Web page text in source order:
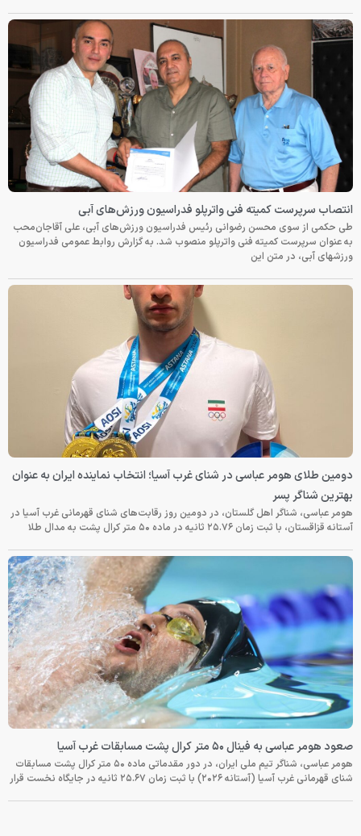
انتصاب سرپرست کمیته فنی واترپلو فدراسیون ورزش‌های آبی
طی حکمی از سوی محسن رضوانی رئیس فدراسیون ورزش‌های آبی، علی آقاجان‌محب
به عنوان سرپرست کمیته فنی واترپلو منصوب شد. به گزارش روابط عمومی فدراسیون
ورزشهای آبی، در متن این
دومین طلای هومر عباسی در شنای غرب آسیا؛ انتخاب نماینده ایران به عنوان
بهترین شناگر پسر
هومر عباسی، شناگر اهل گلستان، در دومین روز رقابت‌های شنای قهرمانی غرب آسیا در
آستانه قزاقستان، با ثبت زمان ۲۵.۷۶ ثانیه در ماده ۵۰ متر کرال پشت به مدال طلا
صعود هومر عباسی به فینال ۵۰ متر کرال پشت مسابقات غرب آسیا
هومر عباسی، شناگر تیم ملی ایران، در دور مقدماتی ماده ۵۰ متر کرال پشت مسابقات
شنای قهرمانی غرب آسیا (آستانه ۲۰۲۶) با ثبت زمان ۲۵.۶۷ ثانیه در جایگاه نخست قرار